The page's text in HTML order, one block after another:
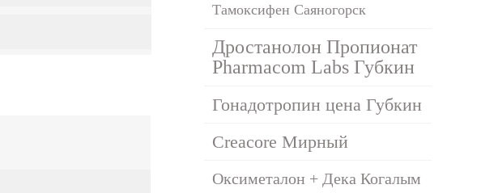
Тамоксифен Саяногорск
Дростанолон Пропионат
Pharmacom Labs Губкин
Гонадотропин цена Губкин
Creacore Мирный
Оксиметалон + Дека Когалым